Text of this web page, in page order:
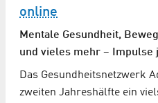
online
Mentale Gesundheit,
und vieles mehr – Impulse
Das Gesundheitsnetzwerk
zweiten Jahreshälfte ein